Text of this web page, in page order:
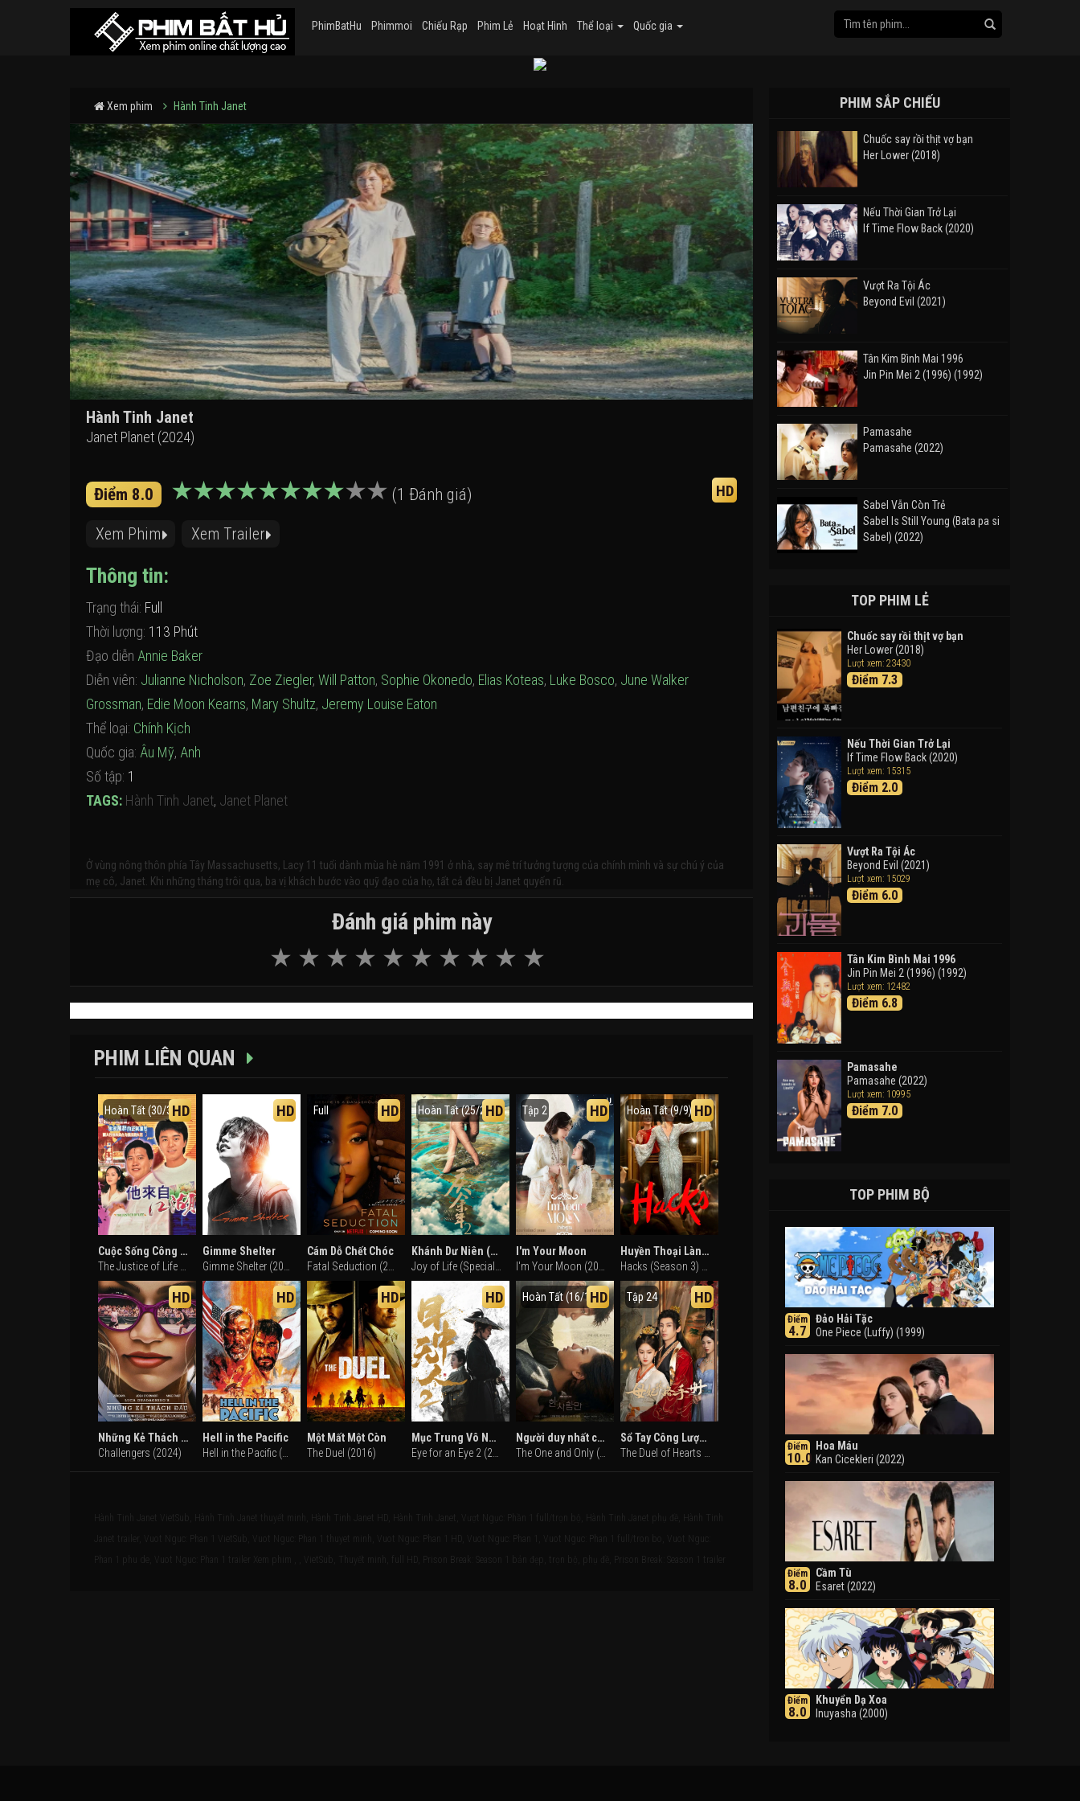
PhimBatHu Phimmoi Chiếu Rạp Phim Lẻ Hoạt Hình Thể loại Quốc gia
Xem phim Hành Tinh Janet
Hành Tinh Janet
Janet Planet (2024)
Điểm 8.0 (1 Đánh giá) HD
Xem Phim Xem Trailer
Thông tin:
Trạng thái: Full
Thời lượng: 113 Phút
Đạo diễn Annie Baker
Diễn viên: Julianne Nicholson, Zoe Ziegler, Will Patton, Sophie Okonedo, Elias Koteas, Luke Bosco, June Walker
Grossman, Edie Moon Kearns, Mary Shultz, Jeremy Louise Eaton
Thể loại: Chính Kịch
Quốc gia: Âu Mỹ, Anh
Số tập: 1
TAGS: Hành Tinh Janet, Janet Planet
Ở vùng nông thôn phía Tây Massachusetts, Lacy 11 tuổi dành mùa hè năm 1991 ở nhà, say mê trí tưởng tượng của chính mình và sự chú ý của
mẹ cô, Janet. Khi những tháng trôi qua, ba vị khách bước vào quỹ đạo của họ, tất cả đều bị Janet quyến rũ.
Đánh giá phim này
PHIM LIÊN QUAN
Hoàn Tất (30/30)HD
Cuộc Sống Công Bằng
HD
Gimme Shelter
Full HD
Cám Dỗ Chết Chóc
Hoàn Tất (25/25)HD
Khánh Dư Niên (Bản đặc biệt)
Tập 2 HD
I'm Your Moon
Hoàn Tất (9/9) HD
Huyền Thoại Làng Hài (Phần 3)
HD
Những Kẻ Thách Đấu
Challengers (2024)
HD
Hell in the Pacific
HD
Một Mất Một Còn
The Duel (2016)
HD
Mục Trung Vô Nhân 2: Dùng Mắt Trả Mắt
Hoàn Tất (16/16)HD
Người duy nhất của tôi
Tập 24 HD
Sổ Tay Công Lược Của Mẫu Phi
Hành Tinh Janet VietSub, Hành Tinh Janet thuyết minh, Hành Tinh Janet HD, Hành Tinh Janet, Vượt Ngục: Phần 1 full/trọn bộ, Hành Tinh Janet phụ đề, Hành Tinh
Janet trailer, Vuot Nguc: Phan 1 VietSub, Vuot Nguc: Phan 1 thuyet minh, Vuot Nguc: Phan 1 HD, Vuot Nguc: Phan 1, Vuot Nguc: Phan 1 full/tron bo, Vuot Nguc:
Phan 1 phu de, Vuot Nguc: Phan 1 trailer Xem phim , , VietSub, Thuyết minh, full HD, Prison Break: Season 1 bản đẹp, trọn bộ, phụ đề, Prison Break: Season 1 trailer
PHIM SẮP CHIẾU
Chuốc say rồi thịt vợ bạn
Her Lower (2018)
Nếu Thời Gian Trở Lại
If Time Flow Back (2020)
Vượt Ra Tội Ác
Beyond Evil (2021)
Tân Kim Bình Mai 1996
Jin Pin Mei 2 (1996) (1992)
Pamasahe
Pamasahe (2022)
Sabel Vẫn Còn Trẻ
Sabel Is Still Young (Bata pa si
Sabel) (2022)
Takas (2024)
Thám Tử Lừng Danh Conan 26:
Tàu Ngầm Sắt Màu Đen
Detective Conan: Black Iron
Phiêu Lưu Vào Thế Giới Trong
Tranh
Doraemon the Movie: Nobita's
Art World Tales (2025)
Tháng Ngày Tươi Đẹp
TOP PHIM LẺ
Chuốc say rồi thịt vợ bạn
Her Lower (2018)
Lượt xem: 23430
Điểm 7.3
Nếu Thời Gian Trở Lại
If Time Flow Back (2020)
Lượt xem: 15315
Điểm 2.0
Vượt Ra Tội Ác
Beyond Evil (2021)
Lượt xem: 15029
Điểm 6.0
Tân Kim Bình Mai 1996
Jin Pin Mei 2 (1996) (1992)
Lượt xem: 12482
Điểm 6.8
Pamasahe
Pamasahe (2022)
Lượt xem: 10995
Điểm 7.0
TOP PHIM BỘ
Điểm
4.7
Đảo Hải Tặc
One Piece (Luffy) (1999)
Điểm
10.0
Hoa Máu
Kan Cicekleri (2022)
Điểm
8.0
Cầm Tù
Esaret (2022)
Điểm
8.0
Khuyển Dạ Xoa
Inuyasha (2000)